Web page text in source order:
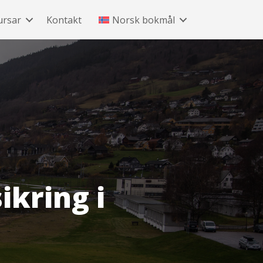
Kontakt Norsk bokmål
i